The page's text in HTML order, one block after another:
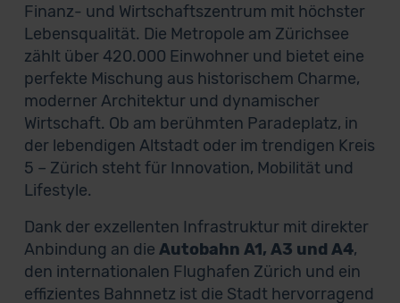
Finanz- und Wirtschaftszentrum mit höchster
Lebensqualität. Die Metropole am Zürichsee
zählt über 420.000 Einwohner und bietet eine
perfekte Mischung aus historischem Charme,
moderner Architektur und dynamischer
Wirtschaft. Ob am berühmten Paradeplatz, in
der lebendigen Altstadt oder im trendigen Kreis
5 – Zürich steht für Innovation, Mobilität und
Lifestyle.
Dank der exzellenten Infrastruktur mit direkter
Anbindung an die Autobahn A1, A3 und A4,
den internationalen Flughafen Zürich und ein
effizientes Bahnnetz ist die Stadt hervorragend